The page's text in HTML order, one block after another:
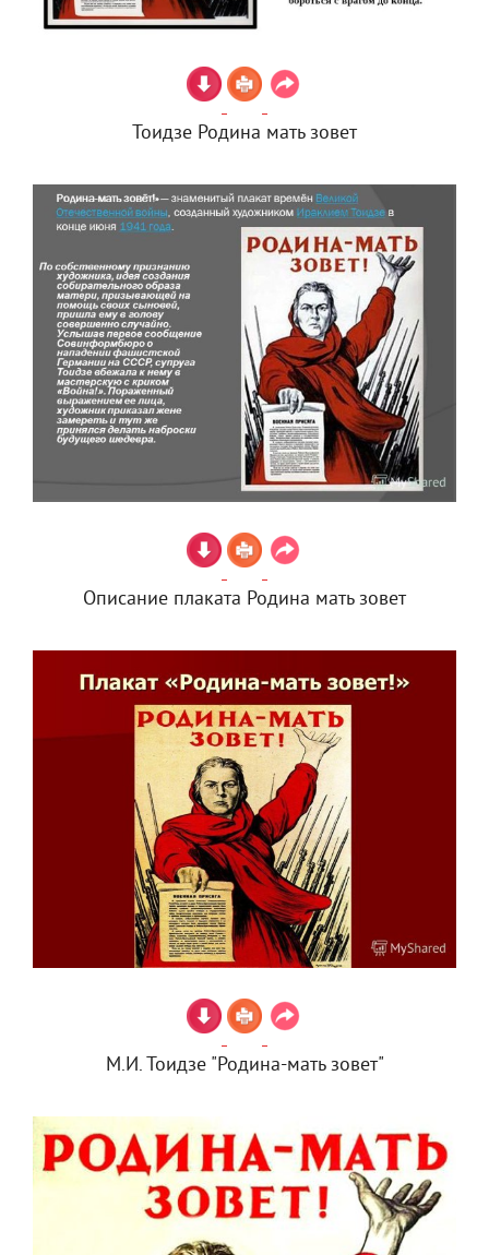
Тоидзе Родина мать зовет
Описание плаката Родина мать зовет
М.И. Тоидзе "Родина-мать зовет"